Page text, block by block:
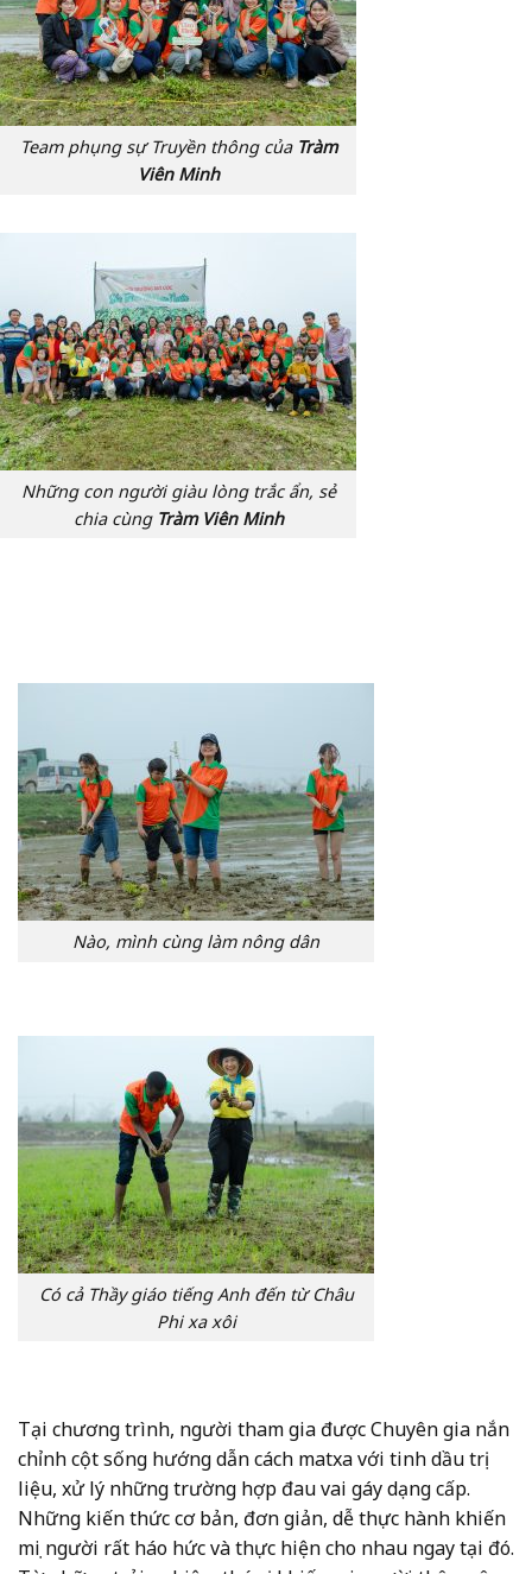
Team phụng sự Truyền thông của Tràm
Viên Minh
Những con người giàu lòng trắc ẩn, sẻ
chia cùng Tràm Viên Minh
Nào, mình cùng làm nông dân
Có cả Thầy giáo tiếng Anh đến từ Châu
Phi xa xôi
Tại chương trình, người tham gia được Chuyên gia nắn
chỉnh cột sống hướng dẫn cách matxa với tinh dầu trị
liệu, xử lý những trường hợp đau vai gáy dạng cấp.
Những kiến thức cơ bản, đơn giản, dễ thực hành khiến
mọi người rất háo hức và thực hiện cho nhau ngay tại đó.